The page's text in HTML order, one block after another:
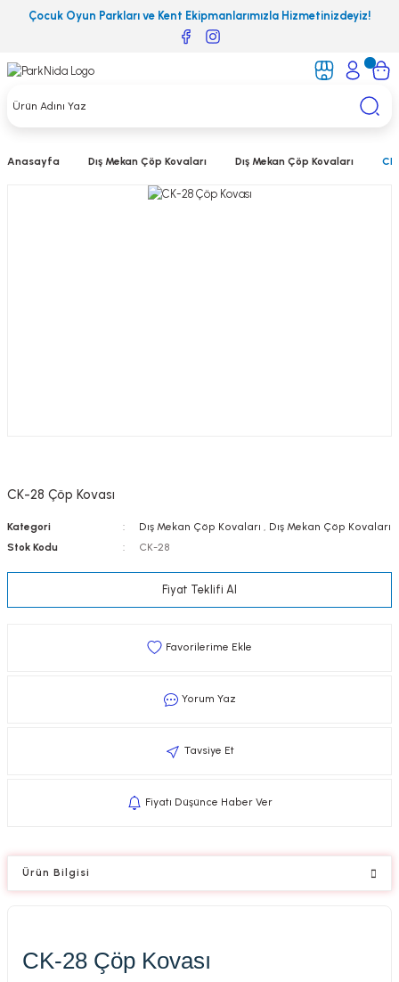
Çocuk Oyun Parkları ve Kent Ekipmanlarımızla Hizmetinizdeyiz!
Anasayfa Dış Mekan Çöp Kovaları Dış Mekan Çöp Kovaları
CK-28 Çöp Kovası
Kategori Dış Mekan Çöp Kovaları
Dış Mekan Çöp Kovaları
Stok Kodu
CK-28
Fiyat Teklifi Al
Yorum Yaz
Tavsiye Et
Fiyatı Düşünce Haber Ver
Ürün Bilgisi
CK-28 Çöp Kovası